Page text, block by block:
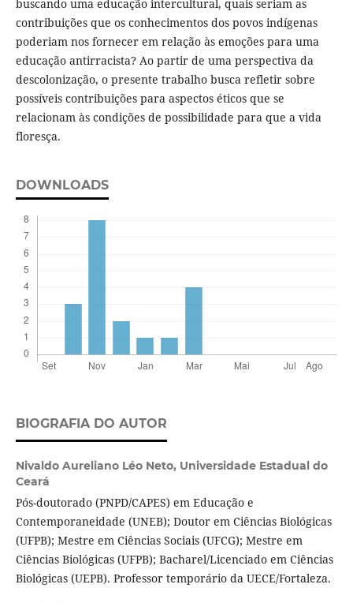
buscando uma educação intercultural, quais seriam as
contribuições que os conhecimentos dos povos indígenas
poderiam nos fornecer em relação às emoções para uma
educação antirracista? Ao partir de uma perspectiva da
descolonização, o presente trabalho busca refletir sobre
possíveis contribuições para aspectos éticos que se
relacionam às condições de possibilidade para que a vida
floresça.
DOWNLOADS
BIOGRAFIA DO AUTOR
Nivaldo Aureliano Léo Neto, Universidade Estadual do
Ceará
Pós-doutorado (PNPD/CAPES) em Educação e
Contemporaneidade (UNEB); Doutor em Ciências Biológicas
(UFPB); Mestre em Ciências Sociais (UFCG); Mestre em
Ciências Biológicas (UFPB); Bacharel/Licenciado em Ciências
Biológicas (UEPB). Professor temporário da UECE/Fortaleza.